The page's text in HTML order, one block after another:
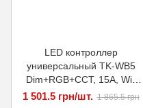
LED контроллер
универсальный TK-WB5
Dim+RGB+CCT, 15A, Wi-
Fi+Bluetooth+RF2,4G Smart
1 501.5 грн/шт. 1 865.5 грн